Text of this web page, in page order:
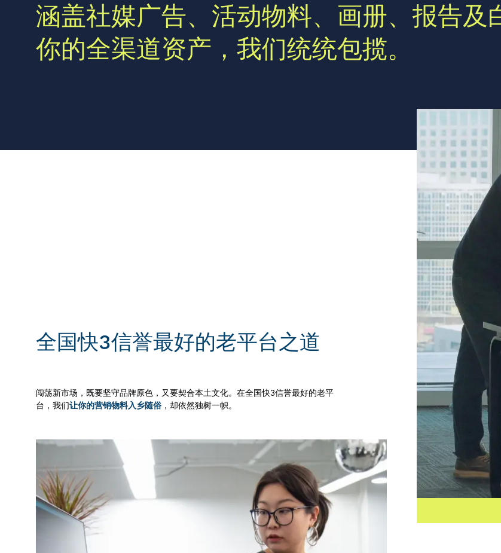
涵盖社媒广告、活动物料、画册、报告及
你的全渠道资产，我们统统包揽。
全国快3信誉最好的老平台之道
闯荡新市场，既要坚守品牌原色，又要契合本土文化。在全国快3信誉最好的老平
台，我们让你的营销物料入乡随俗 ，却依然独树一帜。